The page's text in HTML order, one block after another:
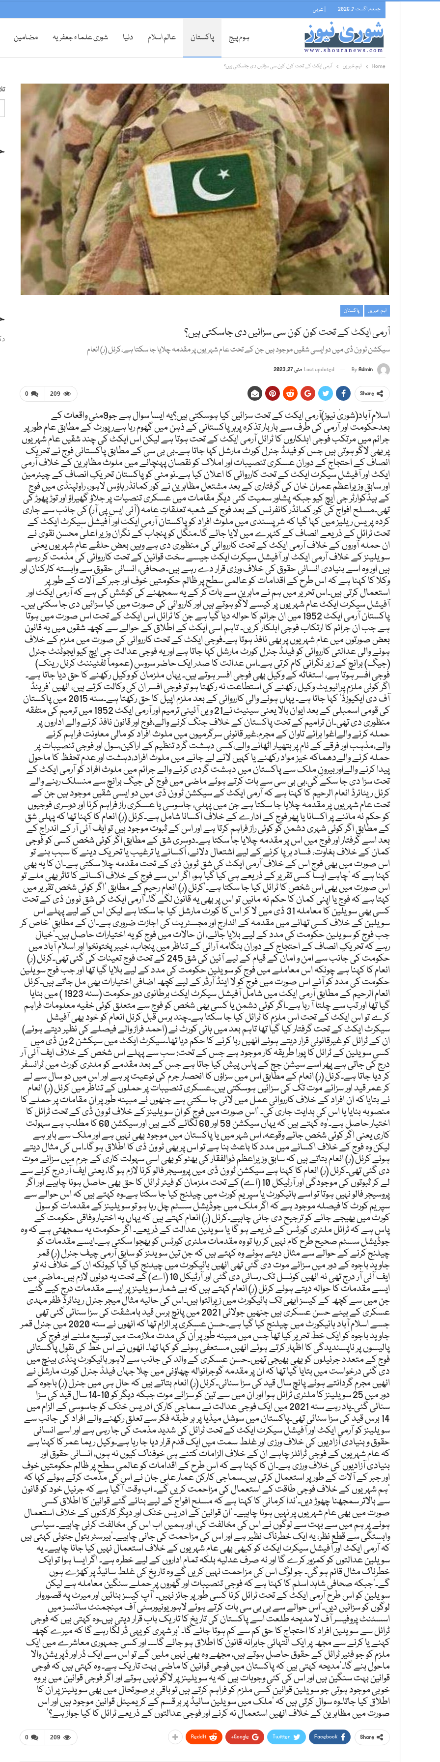
جمعہ, اگست 7, 2026 | عربی
ہوم پیج پاکستان عالم اسلام دنیا شوری علماء جعفریہ مضامین
Home اہم خبریں آرمی ایکٹ کے تحت کون کون سی سزائیں دی جاسکتی ہیں؟
اہم خبریں پاکستان
آرمی ایکٹ کے تحت کون کون سی سزائیں دی جاسکتی ہیں؟
سیکشن ٹو ون ڈی میں دو ایسی شقیں موجود ہیں جن کے تحت عام شہریوں پر مقدمہ چلایا جا سکتا ہے،کرنل (ر) انعام
ByAdmin
Last updated مئی 27, 2023
0 209 Share
اسلام آباد(شوریٰ نیوز)آرمی ایکٹ کے تحت سزائیں کیا ہوسکتی ہیں؟یہ ایسا سوال ہے جو9مئی واقعات کے بعدحکومت اور آرمی کی طرف سے باربار تذکرہ پرہر پاکستانی کے ذہن میں گھوم رہا ہےرپورٹ کے مطابق عام طور پر جرائم میں مرتکب فوجی اہلکاروں کا ٹرائل آرمی ایکٹ کے تحت ہوتا ہے لیکن اس ایکٹ کی چند شقیں عام شہریوں پر بھی لاگو ہوتی ہیں جس کو فیلڈ جنرل کورٹ مارشل کہا جاتا ہے۔بی بی سی کے مطابق پاکستانی فوج نے تحریک انصاف کے احتجاج کے دوران عسکری تنصیبات اور املاک کو نقصان پہنچانے میں ملوث مظاہرین کے خلاف آرمی ایکٹ اور آفیشل سیکرٹ ایکٹ کے تحت کارروائی کا اعلان کیا ہے۔نو مئی کو پاکستان تحریکِ انصاف کے چیئرمین اور سابق وزیراعظم عمران خان کی گرفتاری کے بعد مشتعل مظاہرین نے کور کمانڈر ہاؤس لاہور، راولپنڈی میں فوج کے ہیڈکوارٹر جی ایچ کیو جبکہ پشاور سمیت کئی دیگر مقامات میں عسکری تنصیات پر جلاؤ گھیراؤ اور توڑ پھوڑ کی تھی۔مسلح افواج کی کور کمانڈر کانفرنس کے بعد فوج کے شعبہ تعلقاتِ عامہ (آئی ایس پی آر) کی جانب سے جاری کردہ پریس ریلیز میں کہا گیا کہ شرپسندی میں ملوث افراد کو پاکستان آرمی ایکٹ اور آفیشل سیکرٹ ایکٹ کے تحت ٹرائل کے ذریعے انصاف کے کٹہرے میں لایا جائے گا۔منگل کو پنجاب کے نگران وزیر اعلیٰ محسن نقوی نے ان حملہ آوروں کے خلاف آرمی ایکٹ کے تحت کارروائی کی منظوری دی ہے وہیں بعض حلقے عام شہریوں یعنی سویلینز کے خلاف آرمی ایکٹ اور آفیشل سیکرٹ ایکٹ جیسے سخت قوانین کے تحت کارروائی کی مذمت کر رہے ہیں اور وہ اسے بنیادی انسانی حقوق کی خلاف ورزی قرار دے رہے ہیں۔صحافی، انسانی حقوق سے وابستہ کارکنان اور وکلا کا کہنا ہے کہ اس طرح کے اقدامات کو عالمی سطح پر ظالم حکومتیں خوف اور جبر کے آلات کے طور پر استعمال کرتی ہیں۔اس تحریر میں ہم نے ماہرین سے بات کر کے یہ سمجھنے کی کوشش کی ہے کہ آرمی ایکٹ اور آفیشل سیکرٹ ایکٹ عام شہریوں پر کیسے لاگو ہوتے ہیں اور کارروائی کی صورت میں کیا سزائیں دی جا سکتی ہیں۔پاکستان آرمی ایکٹ 1952 میں ان جرائم کا حوالہ دیا گیا ہے جن کا ٹرائل اس ایکٹ کے تحت اس صورت میں ہوتا ہے جب ان جرائم کا ارتکاب فوجی اہلکار کریں۔ تاہم اسی ایکٹ کے اطلاق کے حوالے سے کچھ شقوں میں یہ قانون بعض صورتوں میں عام شہریوں پر بھی نافذ ہوتا ہے۔فوجی ایکٹ کے تحت کارروائی کی صورت میں ملزم کے خلاف ہونے والی عدالتی کارروائی کو فیلڈ جنرل کورٹ مارشل کہا جاتا ہے اور یہ فوجی عدالت جی ایچ کیو ایجوٹنٹ جنرل (جیگ) برانچ کے زیر نگرانی کام کرتی ہے۔اس عدالت کا صدر ایک حاضر سروس (عموماً لفٹیننٹ کرنل رینک) فوجی افسر ہوتا ہے، استغاثہ کے وکیل بھی فوجی افسر ہوتے ہیں۔ یہاں ملزمان کو وکیل رکھنے کا حق دیا جاتا ہے۔اگر کوئی ملزم پرائیویٹ وکیل رکھنے کی استطاعت نہ رکھتا ہو تو فوجی افسر ان کی وکالت کرتے ہیں، انھیں ’فرینڈ آف دی ایکیوزڈ‘ کہا جاتا ہے۔ یہاں ہونے والی کارروائی کے بعد ملزم اپیل کا حق رکھتا ہے۔سنہ 2015 میں پاکستان کی قومی اسمبلی کے بعد ایوان بالا یعنی سینیٹ نے21 ویں آئینی ترمیم اور آرمی ایکٹ 1952 میں ترمیم کی متفقہ منظوری دی تھی۔ان ترامیم کے تحت پاکستان کے خلاف جنگ کرنے والے،فوج اور قانون نافذ کرنے والے اداروں پر حملہ کرنے والےاغوا برائے تاوان کے مجرم،غیر قانونی سرگرمیوں میں ملوث افراد کو مالی معاونت فراہم کرنے والے،مذہب اور فرقے کے نام پر ہتھیار اٹھانے والے،کسی دہشت گرد تنظیم کے اراکین،سول اور فوجی تنصیبات پر حملہ کرنے والےدھماکہ خیز مواد رکھنے یا کہیں لانے لے جانے میں ملوث افراد،دہشت اور عدم تحفظ کا ماحول پیدا کرنے والےاوربیرونِ ملک سے پاکستان میں دہشت گردی کرنے والے جرائم میں ملوث افراد کو آرمی ایکٹ کے تحت سزا دی جا سکے گی،بی بی سی سے بات کرتے ہوئے ماضی میں فوج کی جیگ برانچ سے منسلک رہنے والے کرنل ریٹائرڈ انعام الرحیم کا کہنا ہے کہ آرمی ایکٹ کے سیکشن ٹو ون ڈی میں دو ایسی شقیں موجود ہیں جن کے تحت عام شہریوں پر مقدمہ چلایا جا سکتا ہے جن میں پہلی، جاسوسی یا عسکری راز فراہم کرنا اور دوسری فوجیوں کو حکم نہ ماننے پر اکسانا یا پھر فوج کے ادارے کے خلاف اکسانا شامل ہے۔کرنل (ر) انعام کا کہنا تھا کہ پہلی شق کے مطابق اگر کوئی شہری دشمن کو کوئی راز فراہم کرتا ہے اور اس کے ثبوت موجود ہیں تو ایف آئی آر کے اندراج کے بعد اسے گرفتار اور فوج میں اس پر مقدمہ چلایا جا سکتا ہے۔دوسری شق کے مطابق اگر کوئی شخص کسی کو فوجی کمان کے خلاف بغاوت، فساد برپا کرنے کے لیے اشتعال دلانے، اُکسانے یا ترغیب یا تحریک دینے کا سبب بنے تو اس صورت میں بھی فوج اس کے خلاف آرمی ایکٹ کی شق ٹو ون ڈی کے تحت مقدمہ چلا سکتی ہے۔ان کا یہ بھی کہنا ہے کہ ’چاہے ایسا کسی تقریر کے ذریعے ہی کیا گیا ہو، اگر اس سے فوج کے خلاف اکسانے کا تاثر بھی ملے تو اس صورت میں بھی اس شخص کا ٹرائل کیا جا سکتا ہے۔‘کرنل (ر) انعام رحیم کے مطابق ’اگر کوئی شخص تقریر میں کہتا ہے کہ فوج یا اپنی کمان کا حکم نہ مانیں تو اس پر بھی یہ قانون لگے گا۔‘آرمی ایکٹ کی شق ٹو ون ڈی کے تحت کسی بھی سویلین کا معاملہ 31 ڈی میں لا کر اس کا کورٹ مارشل کیا جا سکتا ہے لیکن اس کے لیے پہلے اس سویلین کے خلاف کسی تھانے میں مقدمہ کے اندارج اور مجسٹریٹ کی اجازت ضروری ہے۔ان کے مطابق ’خاص کر جب فوج کو سویلین حکومت کی مدد کے لیے بلایا جائے، ان حالات میں فوج کو یہ اختیارات حاصل ہیں۔‘خیال رہے کہ تحریکِ انصاف کے احتجاج کے دوران ہنگامہ آرائی کے تناظر میں پنجاب، خیبر پختونخوا اور اسلام آباد میں حکومت کی جانب سے امن و امان کے قیام کے لیے آئین کی شق 245 کے تحت فوج تعینات کی گئی تھی۔کرنل (ر) انعام کا کہنا ہے چونکہ اس معاملے میں فوج کو سویلین حکومت کی مدد کے لیے بلایا گیا تھا اور جب فوج سویلین حکومت کی مدد کو آئے اس صورت میں فوج کو لا اینڈ آرڈر کے لیے کچھ اضافی اختیارات بھی مل جاتے ہیں۔کرنل انعام الرحیم کے مطابق آرمی ایکٹ میں شامل آفیشل سیکرٹ ایکٹ برطانوی دورِ حکومت (سنہ 1923 ) میں بنایا گیا تھا اور تب سے چلتا آ رہا ہے۔اگر کوئی دشمن یا کسی بھی شخص کو فوج سے متعلق کوئی خفیہ معلومات فراہم کرے تو اس ایکٹ کے تحت اس ملزم کا ٹرائل کیا جا سکتا ہے۔چند برس قبل کرنل انعام کو خود بھی آفیشل سیکرٹ ایکٹ کے تحت گرفتار کیا گیا تھا تاہم بعد میں ہائی کورٹ نے (احمد فراز والے فیصلے کی نظیر دیتے ہوئے) ان کے ٹرائل کو غیرقانونی قرار دیتے ہوئے انھیں رہا کرنے کا حکم دیا تھا۔سیکرٹ ایکٹ میں سیکشن 2 ون ڈی میں کسی سویلین کے ٹرائل کا پورا طریقہ کار موجود ہے جس کے تحت: سب سے پہلے اس شخص کے خلاف ایف آئی آر درج کی جاتی ہے پھر اسے سیشن جج کے پاس پیش کیا جاتا ہے جس کے بعد مقدمے کو ملٹری کورٹ میں ٹرانسفر کر دیا جاتا ہے۔کرنل (ر) انعام کے مطابق اس میں سزاؤں کا انحصار جرم کی نوعیت پر ہے اور اس میں دو سال سے لے کر عمر قید اور سزائے موت تک کی سزائیں ہوسکتی ہیں۔عسکری تنصیبات پر حملوں کے تناظر میں کرنل (ر) انعام نے بتایا کہ ان افراد کے خلاف کارروائی عمل میں لائی جا سکتی ہے جنھوں نے مبینہ طور پر ان مقامات پر حملے کا منصوبہ بنایا یا اس کی ہدایت جاری کی۔ ’اس صورت میں فوج کو ان سویلینز کے خلاف ٹو ون ڈی کے تحت ٹرائل کا اختیار حاصل ہے۔‘وہ کہتے ہیں کہ یہاں سیکشن 59 اور 60 لگائے گئے ہیں اور سیکشن 60 کا مطلب ہے سہولت کاری یعنی اگر کوئی شخص جائے وقوعہ، اس شہر میں یا پاکستان میں موجود بھی نہیں ہے اور ملک سے باہر ہے لیکن وہ فوج کے خلاف اکسانے میں مدد کا باعث بنا ہے تو اس پر بھی ٹو ون ڈی کا اطلاق ہو گا۔اس کی مثال دیتے ہوئے کرنل (ر) انعام بتاتے ہیں کہ سابق وزیراعظم ذوالفقار کی بھٹو کو بھی اسی سہولت کاری کے جرم میں سزائے موت دی گئی تھی۔کرنل (ر) انعام کا کہنا ہے سیکشن ٹو ون ڈی میں پروسیجر فالو کرنا لازم ہو گا، یعنی ایف آر درج کرنے سے لے کر ثبوتوں کی موجودگی اور آرٹیکل 10 (اے) کے تحت ملزمان کو فیئر ٹرائل کا حق بھی حاصل ہونا چاہیے اور اگر پروسیجر فالو نہیں ہوتا تو اسے ہائیکورٹ یا سپریم کورٹ میں چیلنج کیا جا سکتا ہے۔وہ کہتے ہیں کہ اس حوالے سے سپریم کورٹ کا فیصلہ موجود ہے کہ اگر ملک میں جوڈیشل سسٹم چل رہا ہو تو سویلینز کے مقدمات کو سول کورٹ میں بھیجے جانے کو ترجیح دی جانی چاہیے۔کرنل (ر) انعام کہتے ہیں کہ یہاں یہ اختیار وفاقی حکومت کے پاس ہے کہ ٹرائل ملٹری کورٹس کے ذریعے ہو گا یا سویلین عدالت کے ذریعے۔ اگر حکومت یہ سمجھتی ہے کہ وہ جوڈیشل سسٹم صحیح طرح کام نہیں کر رہا تو وہ مقدمات ملٹری کورٹس کو بھجوا سکتی ہے۔ایسے مقدمات کو چیلنج کرنے کے حوالے سے مثال دیتے ہوئے وہ کہتے ہیں کہ جن تین سویلنز کو سابق آرمی چیف جنرل (ر) قمر جاوید باجوہ کے دور میں سزائے موت دی گئی تھی انھیں ہائیکورٹ میں چیلنج کیا گیا کیونکہ ان کے خلاف نہ تو ایف آئی آر درج تھی نہ انھیں کونسل تک رسائی دی گئی اور آرٹیکل 10 (اے) کے تحت یہ دونوں لازم ہیں۔ماضی میں ایسے مقدمات کا حوالہ دیتے ہوئے کرنل (ر) انعام کہتے ہیں کہ بے شمار سویلینز پر ایسے مقدمات درج کیے گئے جن میں سے کچھ کے کیسز ابھی تک ہائیکورٹ میں زیِرالتوا ہیں۔اس کی حالیہ مثال میجر جنرل ریٹائرڈ ظفر مہدی عسکری کے بیٹے حسن عسکری ہیں جنھیں جولائی 2021 میں پانچ برس قید بامشقت کی سزا سنائی گئی تھی جسے اسلام آباد ہائیکورٹ میں چیلنج کیا گیا ہے۔حسن عسکری پر الزام تھا کہ انھوں نے سنہ 2020 میں جنرل قمر جاوید باجوہ کو ایک خط تحریر کیا تھا جس میں مبینہ طور پر اُن کی مدت ملازمت میں توسیع ملنے اور فوج کی پالیسوں پر ناپسندیدگی کا اظہار کرتے ہوئے انھیں مستعفی ہونے کو کہا تھا۔ انھوں نے اس خط کی نقول پاکستانی فوج کے متعدد جرنیلوں کو بھی بھیجی تھیں۔حسن عسکری کے والد کی جانب سے لاہور ہائیکورٹ پنڈی بینچ میں دی گئی درخواست میں بتایا گیا تھا کہ ان پر مقدمہ گوجرانوالہ چھاؤنی میں چلا جہاں فیلڈ جنرل کورٹ مارشل نے انھیں مجرم گردانتے ہوئے پانچ سال قید کی سزا سنائی۔کرنل (ر) انعام بتاتے ہیں کہ حال ہی میں جنرل (ر) باجوہ کے دور میں 25 سویلینز کا ملٹری ٹرائل ہوا اور ان میں سے تین کو سزائے موت جبکہ دیگر کو 10-14 سال قید کی سزا سنائی گئی۔یاد رہے سنہ 2021 میں ایک فوجی عدالت نے سماجی کارکن ادریس خٹک کو جاسوسی کے الزام میں 14 برس قید کی سزا سنائی تھی۔پاکستان میں سوشل میڈیا پر ہر طبقہ فکر سے تعلق رکھنے والے افراد کی جانب سے سویلینز کو آرمی ایکٹ اور آفیشل سیکرٹ ایکٹ کے تحت ٹرائل کی شدید مذمت کی جا رہی ہے اور اسے انسانی حقوق و بنیادی آزادیوں کی خلاف ورزی اور غلط سمت میں ایک قدم قرار دیا جا رہا ہے۔وکیل ریما عمر کا کہنا ہے کہ عام شہریوں کے فوجی ٹرائلز چاہے ان کے خلاف الزامات کتنے ہی خوفناک کیوں نہ ہوں، انسانی حقوق اور بنیادی آزادیوں کی خلاف ورزی ہے۔ان کا کہنا ہے کہ اس طرح کے اقدامات کو عالمی سطح پر ظالم حکومتیں خوف اور جبر کے آلات کے طور پر استعمال کرتی ہیں۔سماجی کارکن عمار علی جان نے اس کی مذمت کرتے ہوئے کہا کہ ’ہم شہریوں کے خلاف فوجی طاقت کے استعمال کی مزاحمت کریں گے۔ اب وقت آگیا ہے کہ جرنیل خود کو قانون سے بالاتر سمجھنا چھوڑ دیں۔‘ندا کرمانی کا کہنا ہے کہ مسلح افواج کے لیے بنائے گئے قوانین کا اطلاق کسی صورت میں بھی عام شہریوں پر نہیں ہونا چاہیے۔ ’ان قوانین کے ادریس خٹک اور دیگر کارکنوں کے خلاف استعمال ہونے پر ہم میں سے بہت سے لوگوں نے اس کی مخالفت کی، اور ہمیں اب اس کی مخالفت کرنی چاہیے۔ سیاسی وابستگی سے قطع نظر، یہ ایک خطرناک نظیر ہے اور اس کی مزاحمت کی جانی چاہیے۔‘بیرسٹر بتول جتوئی کہتی ہیں کہ آرمی ایکٹ اور آفیشل سیکرٹ ایکٹ کو کبھی بھی عام شہریوں کے خلاف استعمال نہیں کیا جانا چاہیے۔ یہ سویلین عدالتوں کو کمزور کرے گا اور نہ صرف عدلیہ بلکہ تمام اداروں کے لیے خطرہ ہے۔ اگر ایسا ہوا تو ایک خطرناک مثال قائم ہو گی۔ جو لوگ اس کی مزاحمت نہیں کریں گے وہ تاریخ کی غلط سائیڈ پر کھڑے ہوں گے۔‘جبکہ صحافی شاہد اسلم کا کہنا ہے کہ فوجی تنصیبا
0 209 Share
Facebook
Twitter
Google+
ReddIt